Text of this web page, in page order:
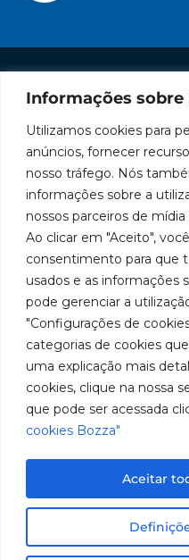
Informações sobre
Utilizamos cookies para
anúncios, fornecer
nosso tráfego. Nós
informações sobre a
nossos parceiros de
Ao clicar em "Aceito",
consentimento para que
usados e as informações
pode gerenciar a
"Configurações de
categorias de cookies
uma explicação mais
cookies, clique na nossa
que pode ser acessada
cookies Bozza"
Aceitar
Marca
líder
em
fabricação
de
para
lubrificação
e
da
América
Políticas
Privacidade
Políticas
de
Cookies
A Bozza
Produtos
Soluções
Assistências
Técnicas
Seja um
Trabalhe
Conosco
Imagens meramente
alterações sem aviso